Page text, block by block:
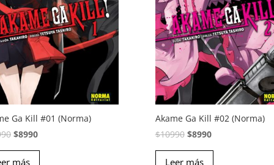
Ga Kill #01 (Norma)
El
precio
original
$8990El
precio
más
Akame Ga Kill #02 (Norma)
$10990 El
precio
original
$8990El
precio
Leer más